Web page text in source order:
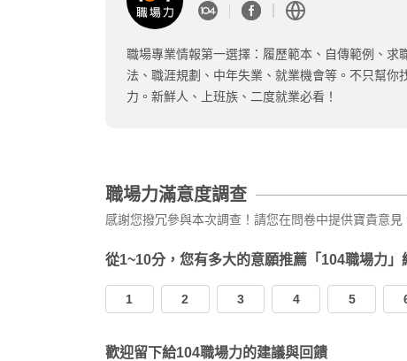
職場專業情報第一選擇：履歷範本、自傳範例、求
法、職涯規劃、中年失業、就業機會等。不只幫你
力。新鮮人、上班族、二度就業必看！
職場力滿意度調查
感謝您撥冗參與本次調查！請您在問卷中提供寶貴意
從1~10分，您有多大的意願推薦「104職場力」
1 2 3 4 5
歡迎留下給104職場力的建議與回饋